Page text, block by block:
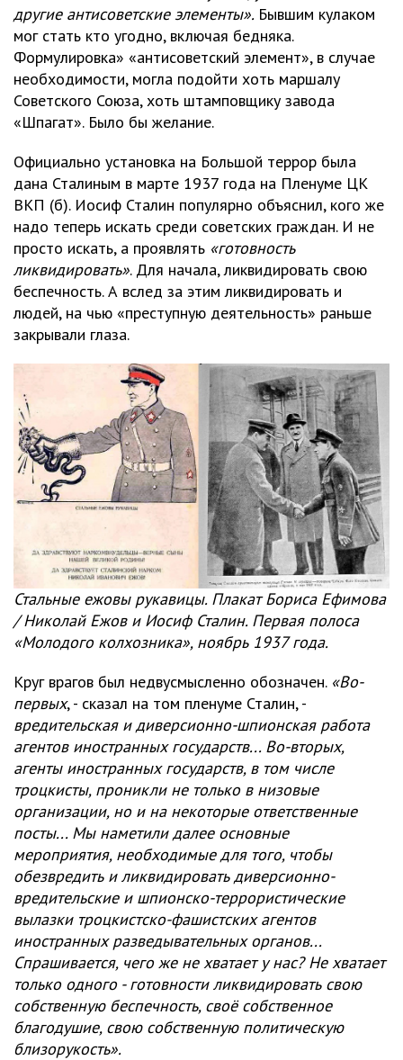
другие антисоветские элементы». Бывшим кулаком
мог стать кто угодно, включая бедняка.
Формулировка» «антисоветский элемент», в случае
необходимости, могла подойти хоть маршалу
Советского Союза, хоть штамповщику завода
«Шпагат». Было бы желание.
Официально установка на Большой террор была
дана Сталиным в марте 1937 года на Пленуме ЦК
ВКП (б). Иосиф Сталин популярно объяснил, кого же
надо теперь искать среди советских граждан. И не
просто искать, а проявлять «готовность
ликвидировать». Для начала, ликвидировать свою
беспечность. А вслед за этим ликвидировать и
людей, на чью «преступную деятельность» раньше
закрывали глаза.
Стальные ежовы рукавицы. Плакат Бориса Ефимова
/ Николай Ежов и Иосиф Сталин. Первая полоса
«Молодого колхозника», ноябрь 1937 года.
Круг врагов был недвусмысленно обозначен. «Во-
первых, - сказал на том пленуме Сталин, -
вредительская и диверсионно-шпионская работа
агентов иностранных государств... Во-вторых,
агенты иностранных государств, в том числе
троцкисты, проникли не только в низовые
организации, но и на некоторые ответственные
посты... Мы наметили далее основные
мероприятия, необходимые для того, чтобы
обезвредить и ликвидировать диверсионно-
вредительские и шпионско-террористические
вылазки троцкистско-фашистских агентов
иностранных разведывательных органов...
Спрашивается, чего же не хватает у нас? Не хватает
только одного - готовности ликвидировать свою
собственную беспечность, своё собственное
благодушие, свою собственную политическую
близорукость».